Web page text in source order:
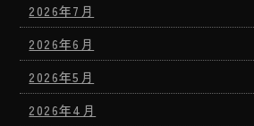
2026年7月
2026年6月
2026年5月
2026年4月